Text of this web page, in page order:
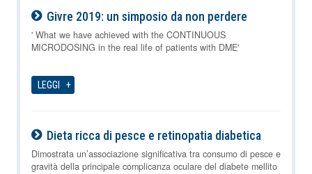
Givre 2019: un simposio da non perdere
09-08-2026
' What we have achieved with the CONTINUOUS
MICRODOSING in the real life of patients with DME'
LEGGI
Dieta ricca di pesce e retinopatia diabetica
09-08-2026
Dimostrata un’associazione significativa tra consumo di pesce e
gravità della principale complicanza oculare del diabete mellito